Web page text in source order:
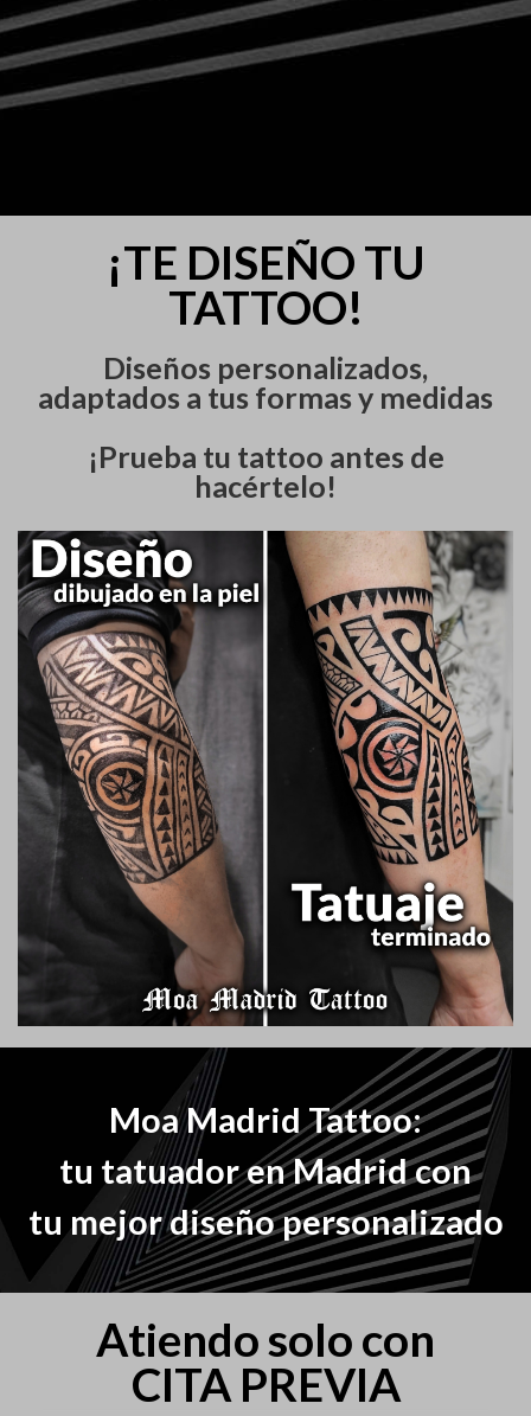
¡TE DISEÑO TU
TATTOO!
Diseños personalizados,
adaptados a tus formas y medidas
¡Prueba tu tattoo antes de
hacértelo!
Moa Madrid Tattoo:
tu tatuador en Madrid con
tu mejor diseño personalizado
Atiendo solo con
CITA PREVIA